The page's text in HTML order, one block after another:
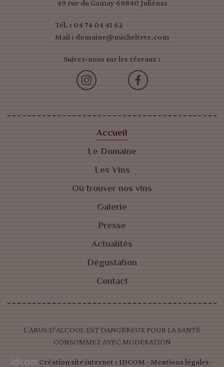
49 rue du Gamay 69840 Juliénas
Tél. : 04 74 04 41 62
Mail : domaine@micheltete.com
Suivez-nous sur les réseaux :
Accueil
Le Domaine
Les Vins
Où trouver nos vins
Galerie
Presse
Actualités
Dégustation
Contact
L'ABUS D'ALCOOL EST DANGEREUX POUR LA SANTÉ
CONSOMMEZ AVEC MODÉRATION
Création site internet : IDCOM - Mentions légales -